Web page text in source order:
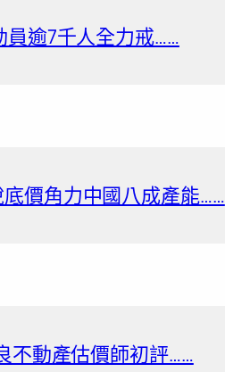
員逾7千人全力戒……
價角力中國八成產能……
不動產估價師初評……